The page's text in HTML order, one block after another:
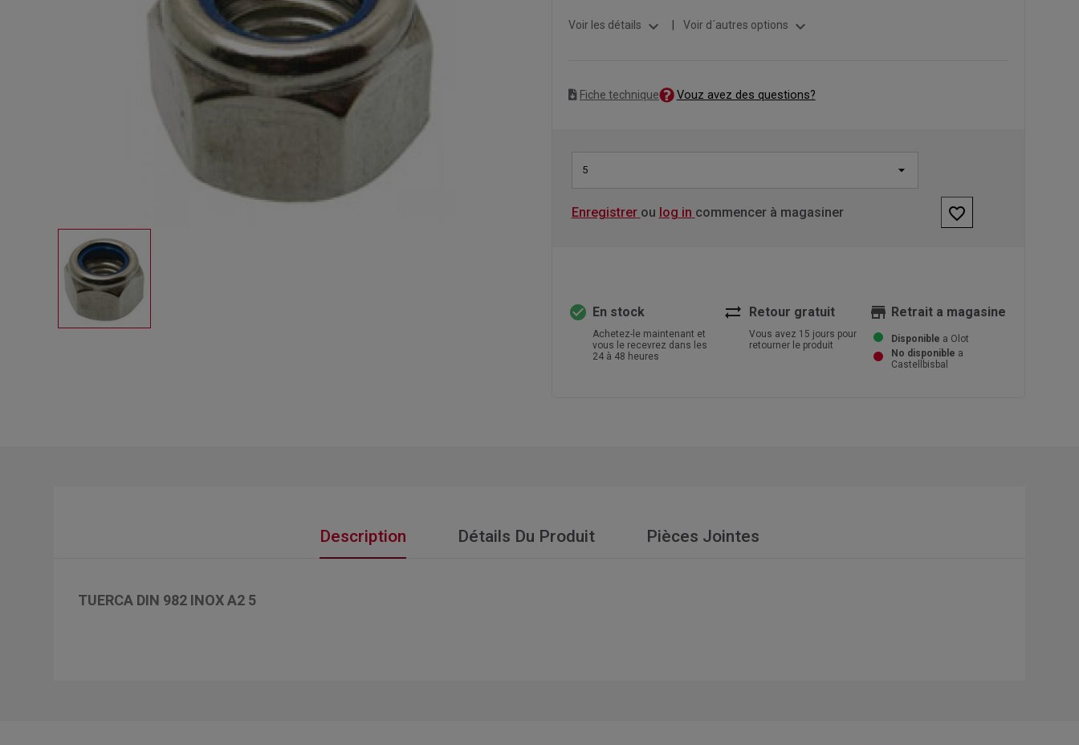
Voir les détails expand_more Voir d´autres options expand_more
Fiche technique Vouz avez des questions?
5
Enregistrer ou log in commencer à magasiner favorite_border
check_circle En stock
Achetez-le maintenant et
vous le recevrez dans les
24 à 48 heures
sync_alt Retour gratuit
Vous avez 15 jours pour
retourner le produit
store Retrait a magasine
Disponible a Olot
No disponible a
Castellbisbal
Description Détails Du Produit Pièces Jointes
TUERCA DIN 982 INOX A2 5